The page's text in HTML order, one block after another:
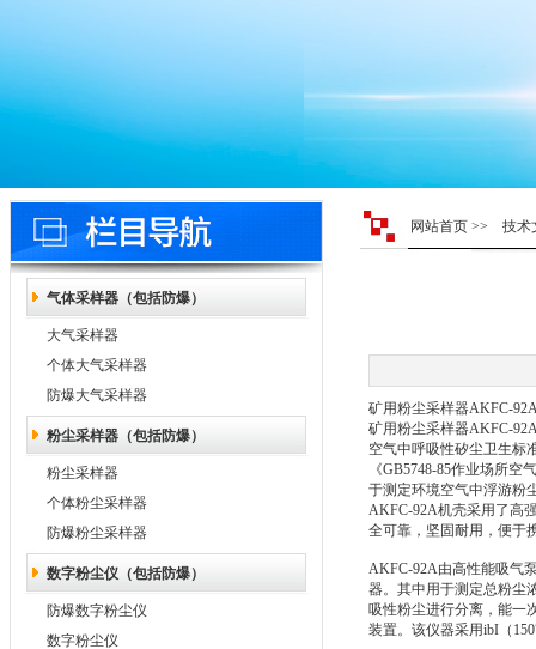
气体采样器（包括防爆）
大气采样器
个体大气采样器
防爆大气采样器
粉尘采样器（包括防爆）
粉尘采样器
个体粉尘采样器
防爆粉尘采样器
数字粉尘仪（包括防爆）
防爆数字粉尘仪
数字粉尘仪
网站首页 >> 技术
矿用粉尘采样器AKFC-
矿用粉尘采样器AKFC-
空气中呼吸性矽尘卫生标
《GB5748-85作业场所
于测定环境空气中浮游粉
AKFC-92A机壳采用了高
全可靠，坚固耐用，便于
AKFC-92A由高性能吸气
器。其中用于测定总粉尘
吸性粉尘进行分离，能一
装置。该仪器采用ibI（